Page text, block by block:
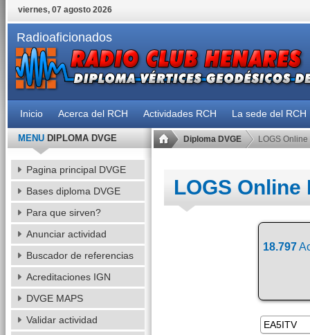
viernes, 07 agosto 2026
Radioaficionados
Inicio Acerca del RCH Actividades RCH La sede del RCH
Diploma DVGE LOGS Online
LOGS Online
18.797
MENUDIPLOMA DVGE
Pagina principal DVGE
Bases diploma DVGE
Para que sirven?
Anunciar actividad
Buscador de referencias
Acreditaciones IGN
DVGE MAPS
Validar actividad